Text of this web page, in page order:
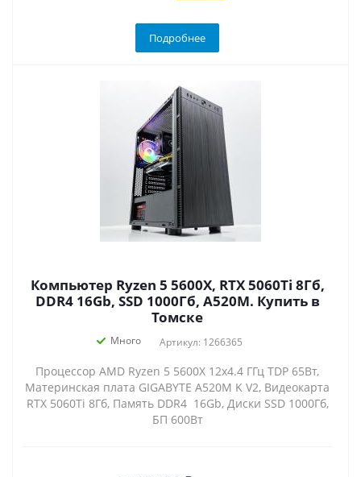
Подробнее
Компьютер Ryzen 5 5600X, RTX 5060Ti 8Гб,
DDR4 16Gb, SSD 1000Гб, A520M. Купить в
Томске
Много Артикул: 1266365
Процессор AMD Ryzen 5 5600X 12x4.4 ГГц TDP 65Вт,
Материнская плата GIGABYTE A520M K V2, Видеокарта
RTX 5060Ti 8Гб, Память DDR4 16Gb, Диски SSD 1000Гб,
БП 600Вт